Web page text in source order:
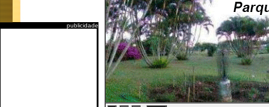
publicidade